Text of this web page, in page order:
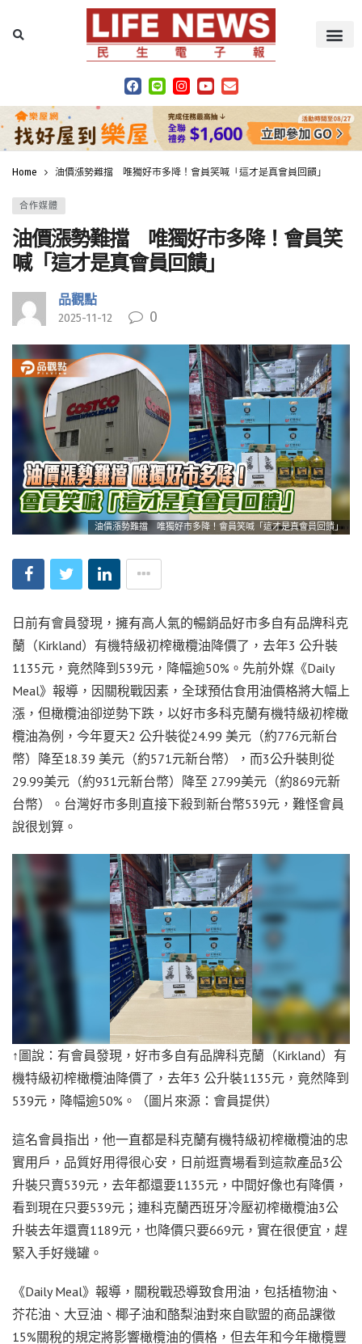
Home 油價漲勢難擋 唯獨好市多降！會員笑喊「這才是真會員回饋」
合作媒體
油價漲勢難擋 唯獨好市多降！會員笑
喊「這才是真會員回饋」
品觀點
2025-11-12 0
油價漲勢難擋 唯獨好市多降！會員笑喊「這才是真會員回饋」
日前有會員發現，擁有高人氣的暢銷品好市多自有品牌科克
蘭（Kirkland）有機特級初榨橄欖油降價了，去年3 公升裝
1135元，竟然降到539元，降幅逾50%。先前外媒《Daily
Meal》報導，因關稅戰因素，全球預估食用油價格將大幅上
漲，但橄欖油卻逆勢下跌，以好市多科克蘭有機特級初榨橄
欖油為例，今年夏天2 公升裝從24.99 美元（約776元新台
幣）降至18.39 美元（約571元新台幣），而3公升裝則從
29.99美元（約931元新台幣）降至 27.99美元（約869元新
台幣）。台灣好市多則直接下殺到新台幣539元，難怪會員
說很划算。
↑圖說：有會員發現，好市多自有品牌科克蘭（Kirkland）有
機特級初榨橄欖油降價了，去年3 公升裝1135元，竟然降到
539元，降幅逾50%。（圖片來源：會員提供）
這名會員指出，他一直都是科克蘭有機特級初榨橄欖油的忠
實用戶，品質好用得很心安，日前逛賣場看到這款產品3公
升裝只賣539元，去年都還要1135元，中間好像也有降價，
看到現在只要539元；連科克蘭西班牙冷壓初榨橄欖油3公
升裝去年還賣1189元，也降價只要669元，實在很便宜，趕
緊入手好幾罐。
《Daily Meal》報導，關稅戰恐導致食用油，包括植物油、
芥花油、大豆油、椰子油和酪梨油對來自歐盟的商品課徵
15%關稅的規定將影響橄欖油的價格，但去年和今年橄欖豐